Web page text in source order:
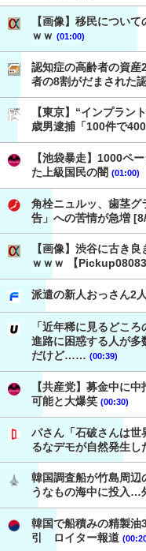
【画像】移民につい
ｗｗ (01:00)
認知症の高齢者の資
者の8割がだまされた
【東京】“インプラン
歳男逮捕「100件で
【池袋暴走】1000ペ
た上級国民の闇 (01:00)
角栓ニュルッ、歯茎
告」への苦情が急増
【画像】渋谷に古き
ｗｗｗ 【
派遣の新人おっさん2
「近年稀に見るどこ
進路に困惑する人が多
だけど…… (00:39)
【共産党】募金中に
可能と大爆笑 (00:30)
パさん「石破さんは世
るなデモが自然発生し
韓国調査船が竹島周辺
うなもの海中に投入…
韓国で船積みの精製
引 ロイター報道